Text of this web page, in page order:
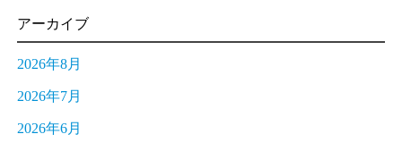
アーカイブ
2026年8月
2026年7月
2026年6月